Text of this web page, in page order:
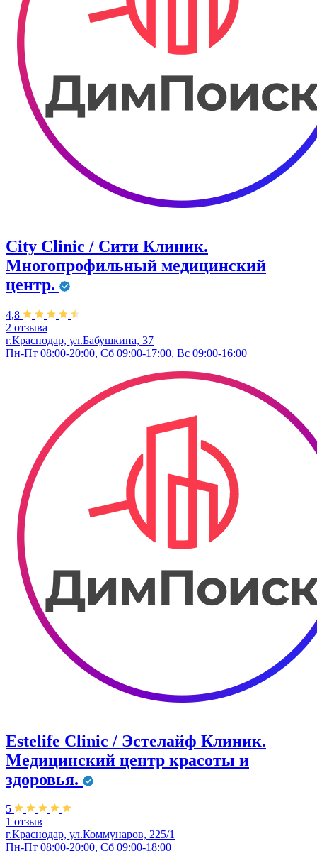
City Clinic / Сити Клиник.
Многопрофильный медицинский
центр.
4,8
2 отзыва
г.Краснодар, ул.Бабушкина, 37
Пн-Пт 08:00-20:00, Сб 09:00-17:00, Вс 09:00-16:00
Estelife Clinic / Эстелайф Клиник.
Медицинский центр красоты и
здоровья.
5
1 отзыв
г.Краснодар, ул.Коммунаров, 225/1
Пн-Пт 08:00-20:00, Сб 09:00-18:00